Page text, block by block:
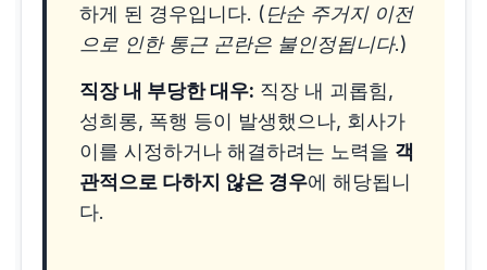
하게 된 경우입니다. (단순 주거지 이전
으로 인한 통근 곤란은 불인정됩니다.)
직장 내 부당한 대우: 직장 내 괴롭힘,
성희롱, 폭행 등이 발생했으나, 회사가
이를 시정하거나 해결하려는 노력을 객
관적으로 다하지 않은 경우에 해당됩니
다.